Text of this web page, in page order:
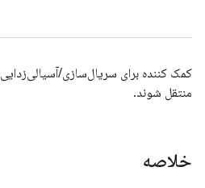
کمک کننده برای سریال‌سازی/
منتقل شوند.
خلاصه